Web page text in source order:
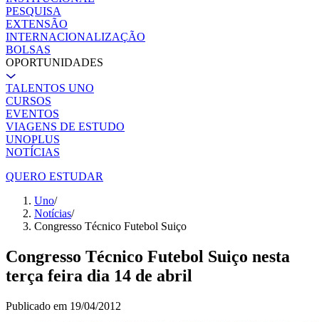
PESQUISA
EXTENSÃO
INTERNACIONALIZAÇÃO
BOLSAS
OPORTUNIDADES
TALENTOS UNO
CURSOS
EVENTOS
VIAGENS DE ESTUDO
UNOPLUS
NOTÍCIAS
QUERO ESTUDAR
Uno/
Notícias/
Congresso Técnico Futebol Suiço
Congresso Técnico Futebol Suiço nesta
terça feira dia 14 de abril
Publicado em 19/04/2012